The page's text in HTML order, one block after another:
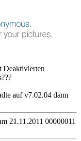
Deaktivierten
auf v7.02.04 dann
21.11.2011 00000011